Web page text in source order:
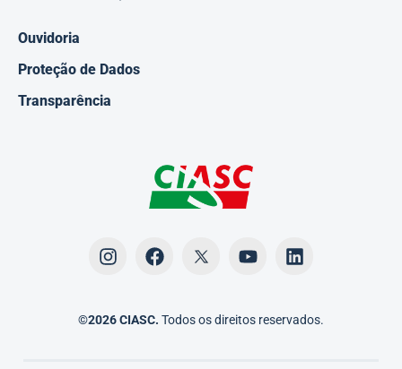
Ouvidoria
Proteção de Dados
Transparência
©2026 CIASC. Todos os direitos reservados.